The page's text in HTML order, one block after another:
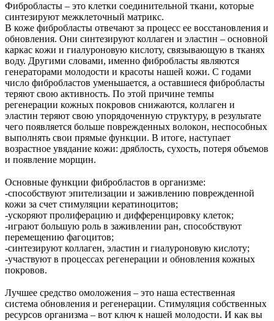
Фибробласты – это клетки соединительной ткани, которые
синтезируют межклеточный матрикс.
В коже фибробласты отвечают за процесс ее восстановления и
обновления. Они синтезируют коллаген и эластин – основной
каркас кожи и гиалуроновую кислоту, связывающую в тканях
воду. Другими словами, именно фибробласты являются
генераторами молодости и красоты нашей кожи. С годами
число фибробластов уменьшается, а оставшиеся фибробласты
теряют свою активность. По этой причине темпы
регенерации кожных покровов снижаются, коллаген и
эластин теряют свою упорядоченную структуру, в результате
чего появляется больше поврежденных волокон, неспособных
выполнять свои прямые функции. В итоге, наступает
возрастное увядание кожи: дряблость, сухость, потеря объемов
и появление морщин.
Основные функции фибробластов в организме:
-способствуют эпителизации и заживлению поврежденной
кожи за счет стимуляции кератиноцитов;
-ускоряют пролиферацию и дифференцировку клеток;
-играют большую роль в заживлении ран, способствуют
перемещению фагоцитов;
-синтезируют коллаген, эластин и гиалуроновую кислоту;
-участвуют в процессах регенерации и обновления кожных
покровов.
Лучшее средство омоложения – это наша естественная
система обновления и регенерации. Стимуляция собственных
ресурсов организма – вот ключ к нашей молодости. И как вы